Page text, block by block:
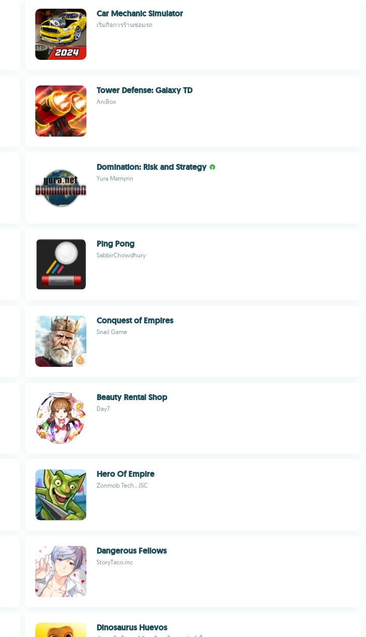
Car Mechanic Simulator
เริ่มกิจการร้านซ่อมรถ
Tower Defense: Galaxy TD
AniBox
Domination: Risk and Strategy
Yura Mamyrin
Ping Pong
SabbirChowdhury
Conquest of Empires
Snail Game
Beauty Rental Shop
Day7
Hero Of Empire
Zonmob Tech., JSC
Dangerous Fellows
StoryTaco.inc
Dinosaurus Huevos